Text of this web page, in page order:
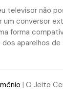
televisor não
um conversor
forma
dos aparelhos
| O Jeito